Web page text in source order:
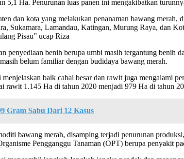
5,1 Ha. Penurunan luas panen ini mengakibatkan
dan kota yang melakukan penanaman bawang
Sukamara, Lamandau, Katingan, Murung Raya, dan
Pisau” ucap Riza
penyediaan benih berupa umbi masih tergantung benih
belum familiar dengan budidaya bawang merah.
baik cabai besar dan rawit juga mengalami
rawit 1.145 Ha di tahun 2020 menjadi 979 Ha di tahun
Gram Sabu Dari 12 Kasus
bawang merah, disamping terjadi penurunan
Pengganggu Tanaman (OPT) berupa penyakit